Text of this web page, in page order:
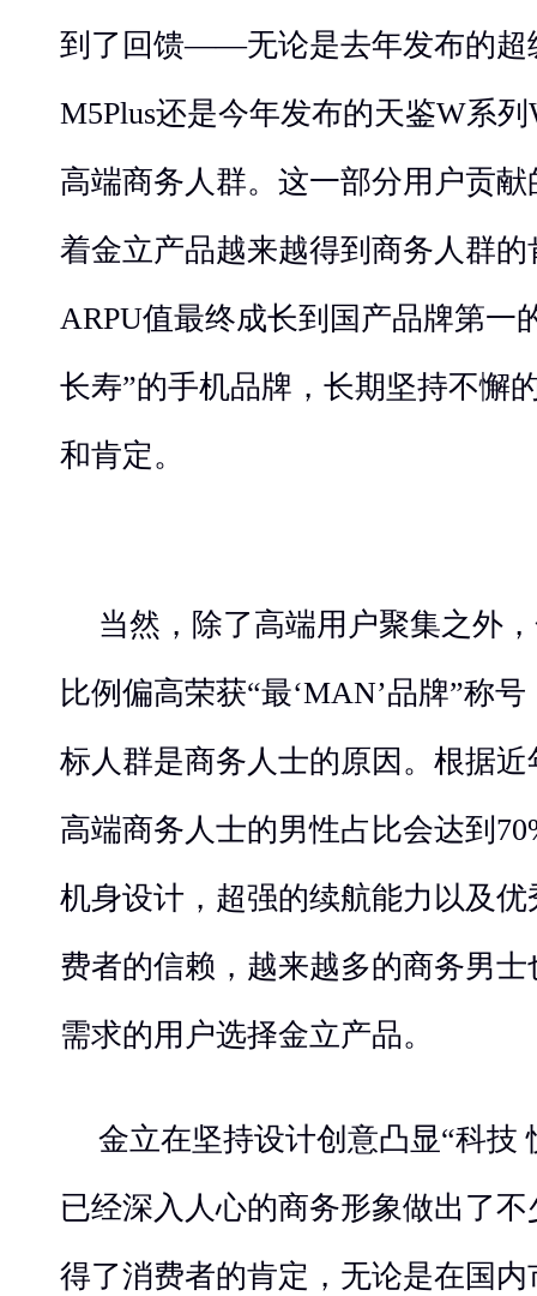
到了回馈——无论是去年发布的超
M5Plus还是今年发布的天鉴W系
高端商务人群。这一部分用户贡
着金立产品越来越得到商务人群
ARPU值最终成长到国产品牌第一
长寿”的手机品牌，长期坚持不懈
和肯定。
当然，除了高端用户聚集之外
比例偏高荣获“最‘MAN’品牌”称
标人群是商务人士的原因。根据
高端商务人士的男性占比会达到
机身设计，超强的续航能力以及
费者的信赖，越来越多的商务男
需求的用户选择金立产品。
金立在坚持设计创意凸显“科技
已经深入人心的商务形象做出了
得了消费者的肯定，无论是在国